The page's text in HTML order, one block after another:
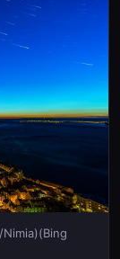
Nimia)(Bing